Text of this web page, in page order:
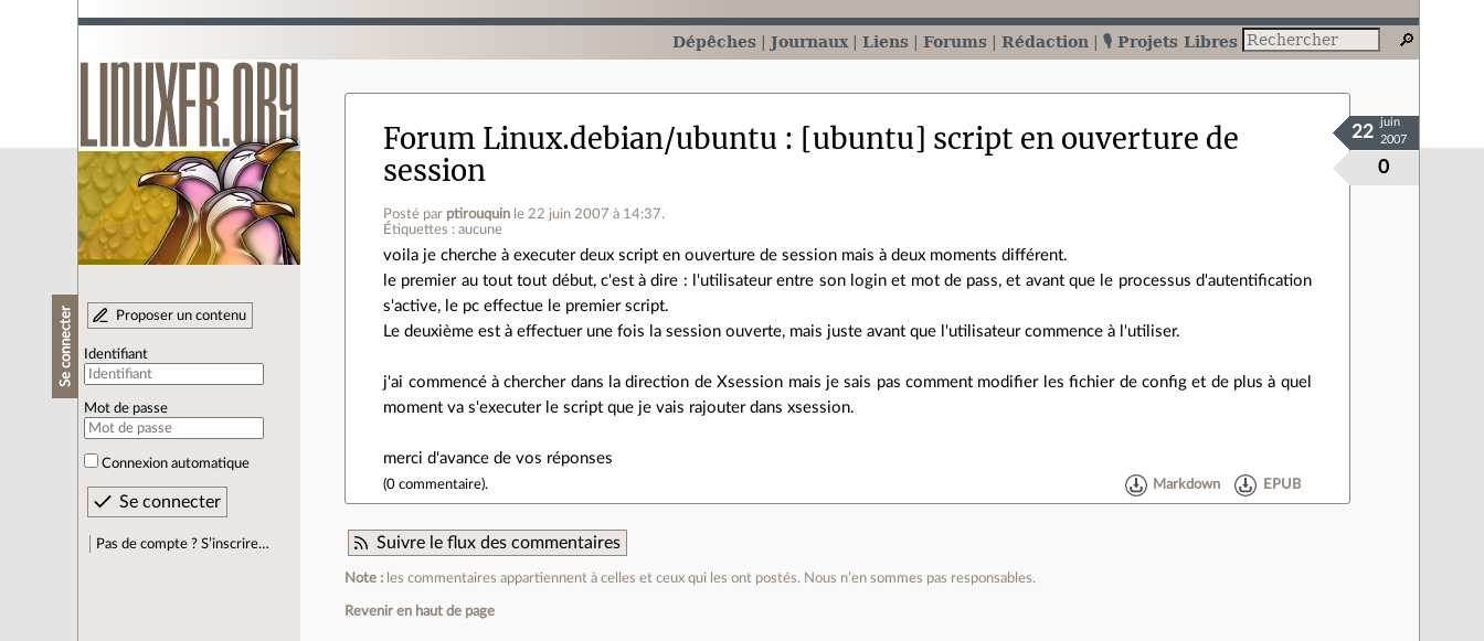
Dépêches Journaux Liens Forums Rédaction 🎙️ Projets Libres
Se connecter Proposer un contenu
Identifiant
Mot de passe
Connexion automatique
Pas de compte ? S’inscrire…
Forum Linux.debian/ubuntu
[ubuntu] script en ouverture de
session
Posté par ptirouquin le 22 juin 2007 à 14:37.
Étiquettes : aucune
0
22
juin
2007
voila je cherche à executer deux script en ouverture de session mais à deux moments différent.
le premier au tout tout début, c'est à dire : l'utilisateur entre son login et mot de pass, et avant que le processus d'autentification
s'active, le pc effectue le premier script.
Le deuxième est à effectuer une fois la session ouverte, mais juste avant que l'utilisateur commence à l'utiliser.
j'ai commencé à chercher dans la direction de Xsession mais je sais pas comment modifier les fichier de config et de plus à quel
moment va s'executer le script que je vais rajouter dans xsession.
merci d'avance de vos réponses
(0 commentaire). Markdown EPUB
Suivre le flux des commentaires
Note : les commentaires appartiennent à celles et ceux qui les ont postés. Nous n’en sommes pas responsables.
Revenir en haut de page